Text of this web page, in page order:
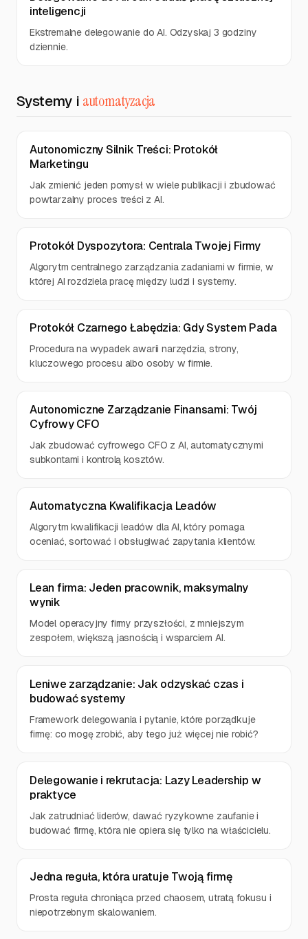
inteligencji
Ekstremalne delegowanie do AI. Odzyskaj 3 godziny
dziennie.
Systemy i automatyzacja
Autonomiczny Silnik Treści: Protokół
Marketingu
Jak zmienić jeden pomysł w wiele publikacji i zbudować
powtarzalny proces treści z AI.
Protokół Dyspozytora: Centrala Twojej Firmy
Algorytm centralnego zarządzania zadaniami w firmie, w
której AI rozdziela pracę między ludzi i systemy.
Protokół Czarnego Łabędzia: Gdy System Pada
Procedura na wypadek awarii narzędzia, strony,
kluczowego procesu albo osoby w firmie.
Autonomiczne Zarządzanie Finansami: Twój
Cyfrowy CFO
Jak zbudować cyfrowego CFO z AI, automatycznymi
subkontami i kontrolą kosztów.
Automatyczna Kwalifikacja Leadów
Algorytm kwalifikacji leadów dla AI, który pomaga
oceniać, sortować i obsługiwać zapytania klientów.
Lean firma: Jeden pracownik, maksymalny
wynik
Model operacyjny firmy przyszłości, z mniejszym
zespołem, większą jasnością i wsparciem AI.
Leniwe zarządzanie: Jak odzyskać czas i
budować systemy
Framework delegowania i pytanie, które porządkuje
firmę: co mogę zrobić, aby tego już więcej nie robić?
Delegowanie i rekrutacja: Lazy Leadership w
praktyce
Jak zatrudniać liderów, dawać ryzykowne zaufanie i
budować firmę, która nie opiera się tylko na właścicielu.
Jedna reguła, która uratuje Twoją firmę
Prosta reguła chroniąca przed chaosem, utratą fokusu i
niepotrzebnym skalowaniem.